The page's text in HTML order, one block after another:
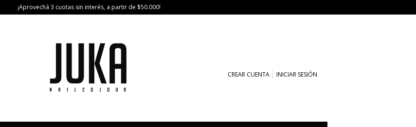
¡Aprovechá 3 cuotas sin interés, a partir de $50.000!
CREAR CUENTA INICIAR SESIÓN